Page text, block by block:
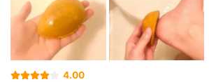
4.00